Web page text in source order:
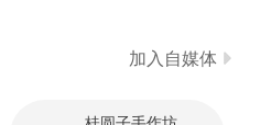
加入自媒体